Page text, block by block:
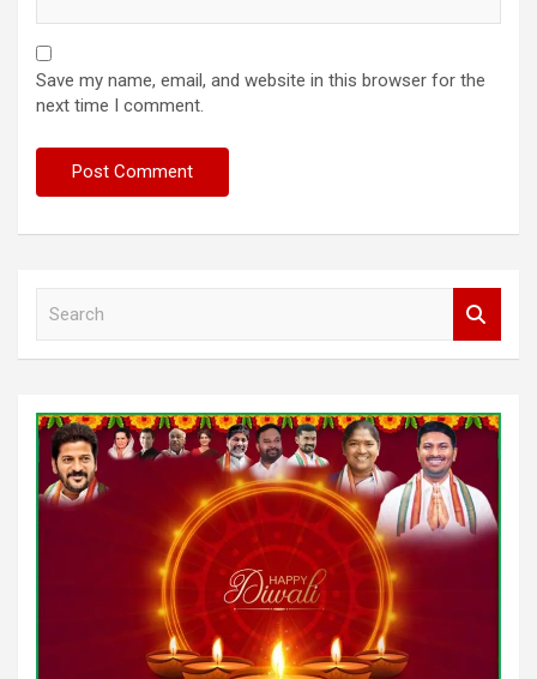
Save my name, email, and website in this browser for the
next time I comment.
h